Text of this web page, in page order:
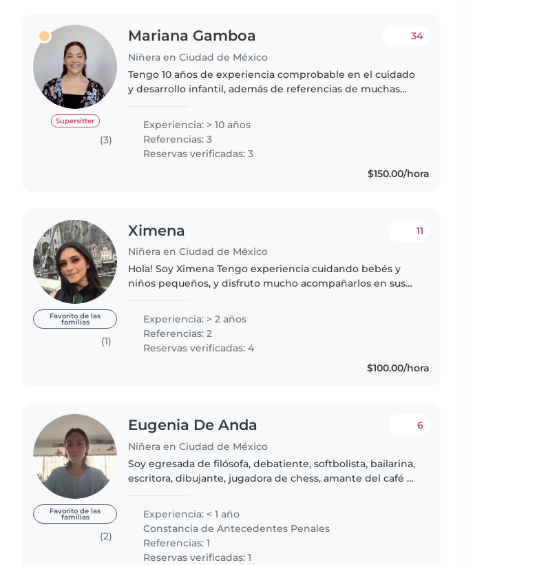
Supersitter
(3)
Mariana Gamboa
Niñera en Ciudad de México
34
Tengo 10 años de experiencia comprobable en el cuidado
y desarrollo infantil, además de referencias de muchas
Experiencia: > 10 años
Referencias: 3
Reservas verificadas: 3
$150.00/hora
Favorito de las
familias
(1)
Ximena
Niñera en Ciudad de México
11
Hola! Soy Ximena Tengo experiencia cuidando bebés y
niños pequeños, y disfruto mucho acompañarlos en sus
persona paciente,..
Experiencia: > 2 años
Referencias: 2
Reservas verificadas: 4
$100.00/hora
Favorito de las
familias
(2)
Eugenia De Anda
Niñera en Ciudad de México
6
Soy egresada de filósofa, debatiente, softbolista, bailarina,
escritora, dibujante, jugadora de chess, amante del café y
Experiencia: < 1 año
Constancia de Antecedentes Penales
Referencias: 1
Reservas verificadas: 1